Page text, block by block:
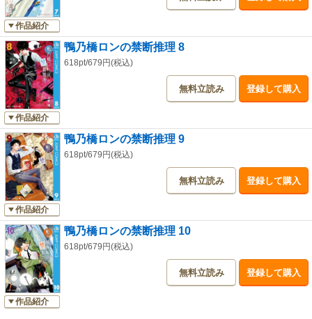
作品紹介
作品紹介
鴨乃橋ロンの禁断推理 8
618pt/679円(税込)
無料立読み 登録して購入
作品紹介
鴨乃橋ロンの禁断推理 9
618pt/679円(税込)
無料立読み 登録して購入
作品紹介
鴨乃橋ロンの禁断推理 10
618pt/679円(税込)
無料立読み 登録して購入